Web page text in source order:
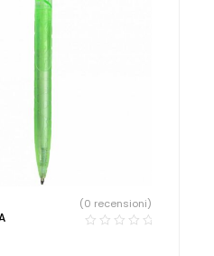
(0 recensioni)